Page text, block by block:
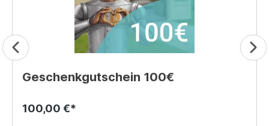
Geschenkgutschein 100€
100,00 €*